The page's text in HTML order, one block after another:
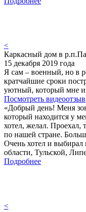
<
Каркасный дом в
15 декабря 2019 года
Я сам – военный, но в
кратчайшие сроки
уютный, который мне
Посмотреть видеоотзыв
«Добрый день! Меня
который находится у
хотел, желал. Проехал,
по нашей стране.
Очень хотел и
области, Тульской,
Подробнее
<